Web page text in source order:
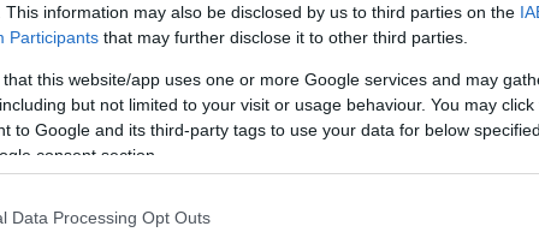
This information may also be disclosed by us to third parties on the
Participants that may further disclose it to other third parties.
that this website/app uses one or more Google services and may
but not limited to your visit or usage behaviour. You may
to Google and its third-party tags to use your data for below
consent section.
Data Processing Opt Outs
A Zsidó Ügynökség vezetője: Az
orosz zsidóság szorult helyzetben
van